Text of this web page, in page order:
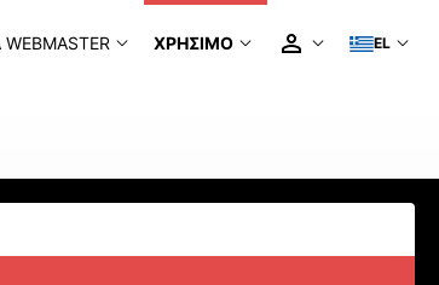
WEBMASTER ΧΡΉΣΙΜΟ EL